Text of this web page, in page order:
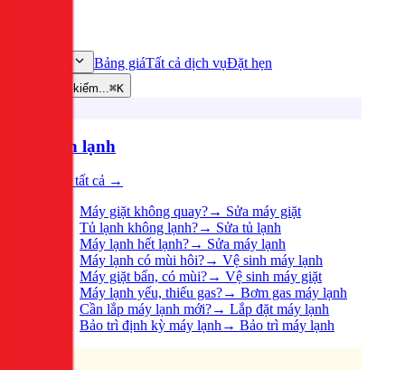
Bảng giáTất cả dịch vụĐặt hẹn
Tìm kiếm...⌘K
Điện lạnh
Xem tất cả →
Máy giặt không quay?→ Sửa máy giặt
Tủ lạnh không lạnh?→ Sửa tủ lạnh
Máy lạnh hết lạnh?→ Sửa máy lạnh
Máy lạnh có mùi hôi?→ Vệ sinh máy lạnh
Máy giặt bẩn, có mùi?→ Vệ sinh máy giặt
Máy lạnh yếu, thiếu gas?→ Bơm gas máy lạnh
Cần lắp máy lạnh mới?→ Lắp đặt máy lạnh
Bảo trì định kỳ máy lạnh→ Bảo trì máy lạnh